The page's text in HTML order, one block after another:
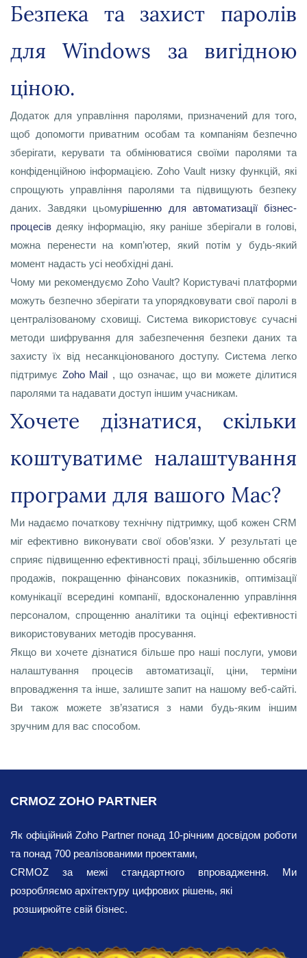
Безпека та захист паролів
для Windows за вигідною
ціною.
Додаток для управління паролями, призначений для того,
щоб допомогти приватним особам та компаніям безпечно
зберігати, керувати та обмінюватися своїми паролями та
конфіденційною інформацією. Zoho Vault низку функцій, які
спрощують управління паролями та підвищують безпеку
даних. Завдяки цьомурішенню для автоматизації бізнес-
процесів деяку інформацію, яку раніше зберігали в голові,
можна перенести на комп’ютер, який потім у будь-який
момент надасть усі необхідні дані.
Чому ми рекомендуємо Zoho Vault? Користувачі платформи
можуть безпечно зберігати та упорядковувати свої паролі в
централізованому сховищі. Система використовує сучасні
методи шифрування для забезпечення безпеки даних та
захисту їх від несанкціонованого доступу. Система легко
підтримує Zoho Mail , що означає, що ви можете ділитися
паролями та надавати доступ іншим учасникам.
Хочете дізнатися, скільки
коштуватиме налаштування
програми для вашого Mac?
Ми надаємо початкову технічну підтримку, щоб кожен CRM
міг ефективно виконувати свої обов’язки. У результаті це
сприяє підвищенню ефективності праці, збільшенню обсягів
продажів, покращенню фінансових показників, оптимізації
комунікації всередині компанії, вдосконаленню управління
персоналом, спрощенню аналітики та оцінці ефективності
використовуваних методів просування.
Якщо ви хочете дізнатися більше про наші послуги, умови
налаштування процесів автоматизації, ціни, терміни
впровадження та інше, залиште запит на нашому веб-сайті.
Ви також можете зв’язатися з нами будь-яким іншим
зручним для вас способом.
CRMOZ ZOHO PARTNER
Як офіційний Zoho Partner понад 10-річним досвідом роботи
та понад 700 реалізованими проектами,
CRMOZ за межі стандартного впровадження. Ми
розробляємо архітектуру цифрових рішень, які
розширюйте свій бізнес.